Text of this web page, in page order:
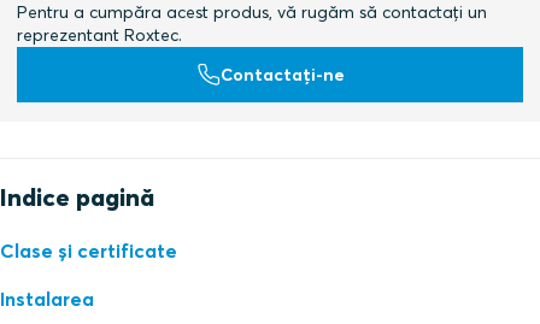
Pentru a cumpăra acest produs, vă rugăm să contactați un
reprezentant Roxtec.
Contactați-ne
Indice pagină
Clase și certificate
Instalarea